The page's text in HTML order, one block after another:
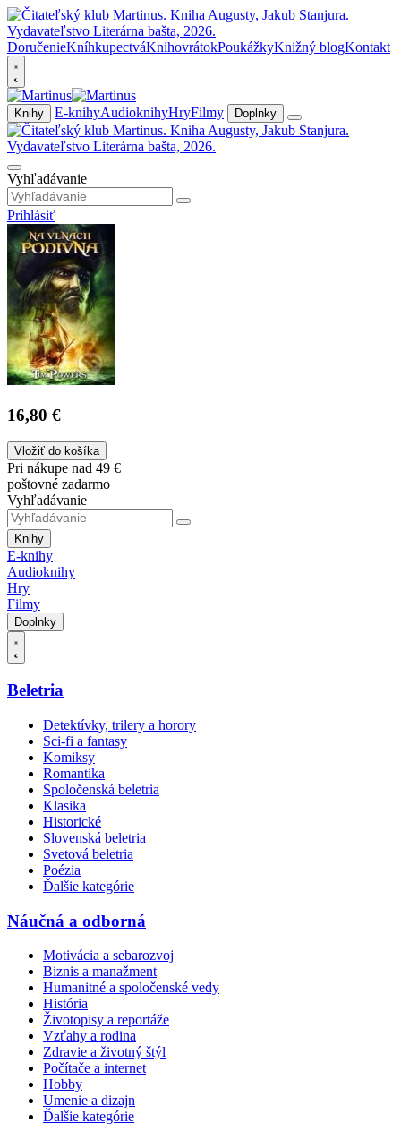
DoručenieKníhkupectváKnihovrátokPoukážkyKnižný blogKontakt
Knihy E-knihyAudioknihyHryFilmy Doplnky
Vyhľadávanie
Prihlásiť
16,80 €
Vložiť do košíka
Pri nákupe nad 49 €
poštovné zadarmo
Vyhľadávanie
Knihy
E-knihy
Audioknihy
Hry
Filmy
Doplnky
Beletria
Detektívky, trilery a horory
Sci-fi a fantasy
Komiksy
Romantika
Spoločenská beletria
Klasika
Historické
Slovenská beletria
Svetová beletria
Poézia
Ďalšie kategórie
Náučná a odborná
Motivácia a sebarozvoj
Biznis a manažment
Humanitné a spoločenské vedy
História
Životopisy a reportáže
Vzťahy a rodina
Zdravie a životný štýl
Počítače a internet
Hobby
Umenie a dizajn
Ďalšie kategórie